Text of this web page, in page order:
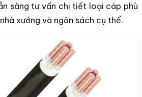
sàng tư vấn chi tiết loại cáp phù
xưởng và ngân sách cụ thể.